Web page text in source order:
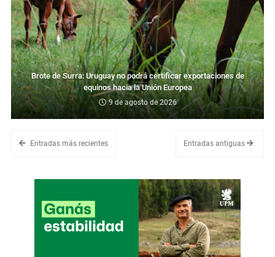
Brote de Surra: Uruguay no podrá certificar exportaciones de
equinos hacia la Unión Europea
9 de agosto de 2026
Entradas más recientes Entradas antiguas